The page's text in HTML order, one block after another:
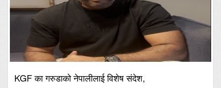
KGF का गरुडाको नेपालीलाई विशेष संदेश,